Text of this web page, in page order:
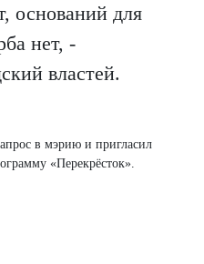
оснований для
нет, -
властей.
в мэрию и пригласил
«Перекрёсток».